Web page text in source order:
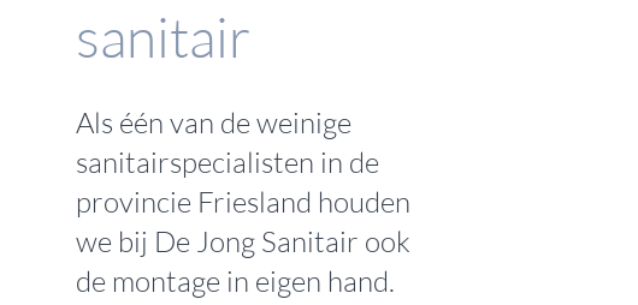
sanitair
Als één van de weinige
sanitairspecialisten in de
provincie Friesland houden
we bij De Jong Sanitair ook
de montage in eigen hand.